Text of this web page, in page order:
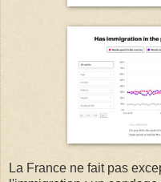
La France ne fait pas